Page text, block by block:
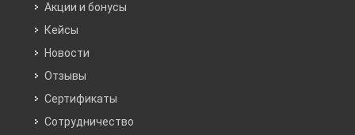
Акции и бонусы
Кейсы
Новости
Отзывы
Сертификаты
Сотрудничество